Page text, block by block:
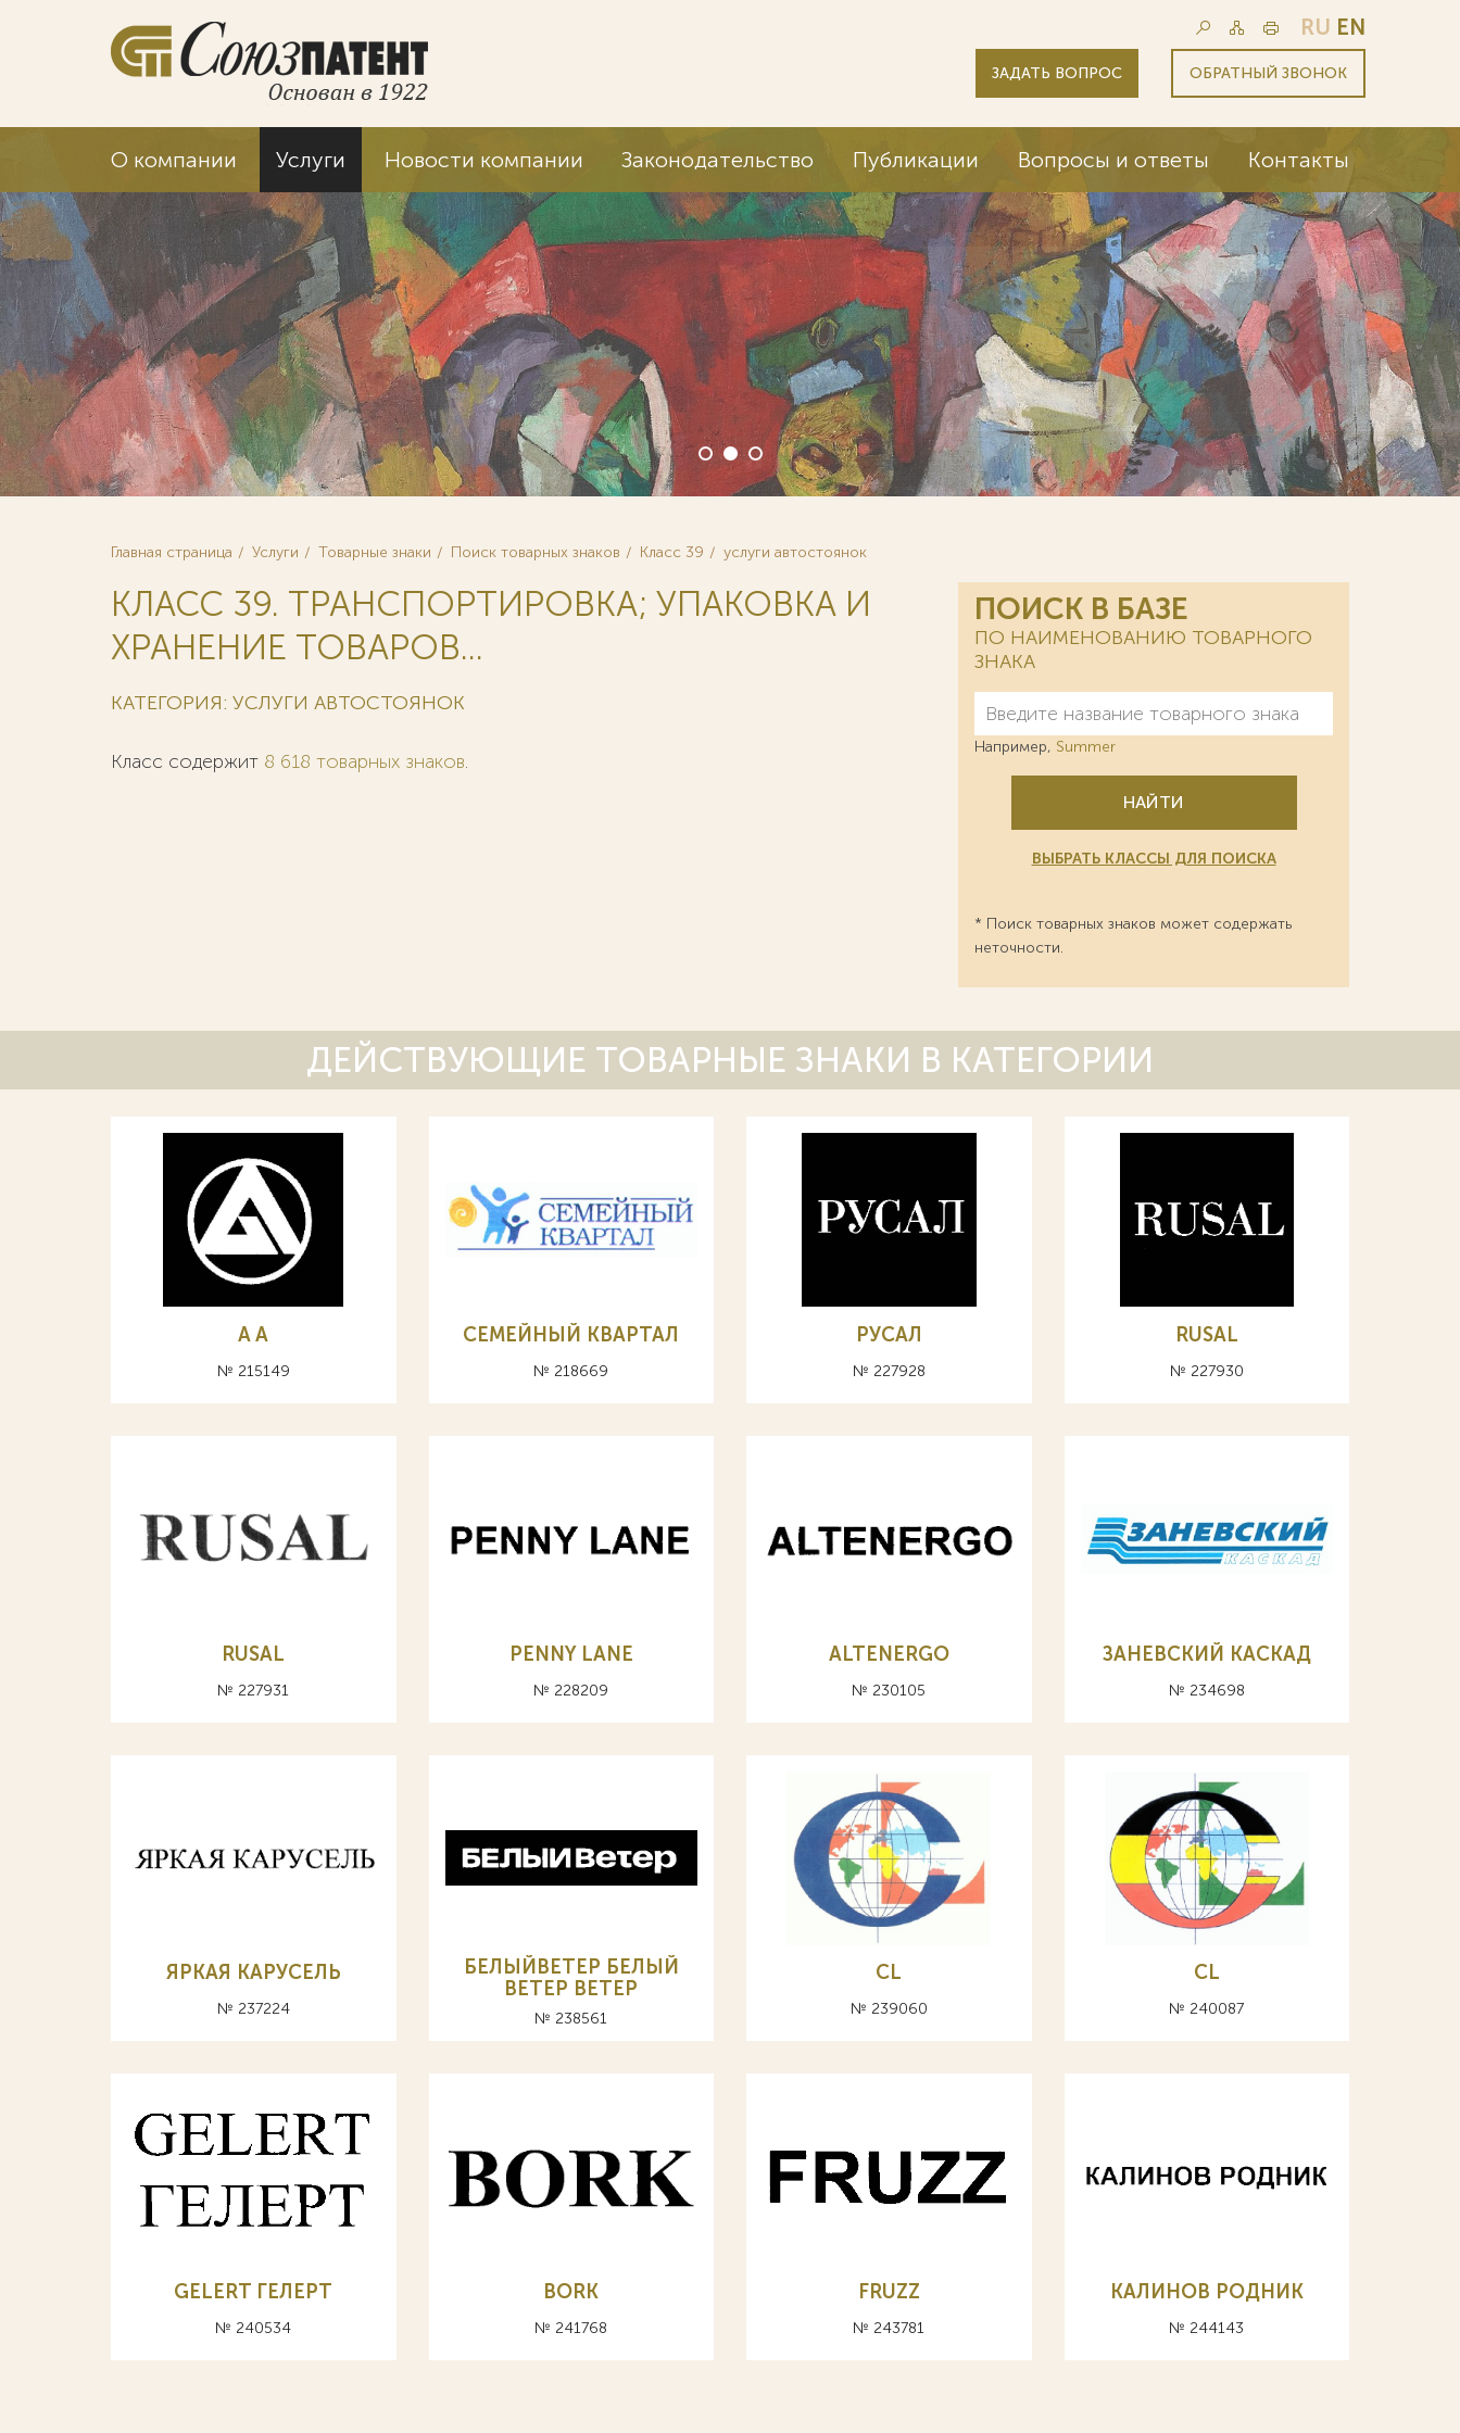
RU EN
ЗАДАТЬ ВОПРОС ОБРАТНЫЙ ЗВОНОК
О компании Услуги Новости компании Законодательство Публикации Вопросы и ответы Контакты
Главная страница Услуги Товарные знаки Поиск товарных знаков Класс 39 услуги автостоянок
КЛАСС 39. ТРАНСПОРТИРОВКА; УПАКОВКА И
ХРАНЕНИЕ ТОВАРОВ...
КАТЕГОРИЯ: УСЛУГИ АВТОСТОЯНОК
Класс содержит 8 618 товарных знаков.
ПОИСК В БАЗЕ
ПО НАИМЕНОВАНИЮ ТОВАРНОГО
ЗНАКА
Например, Summer
НАЙТИ
ВЫБРАТЬ КЛАССЫ ДЛЯ ПОИСКА
* Поиск товарных знаков может содержать
неточности.
ДЕЙСТВУЮЩИЕ ТОВАРНЫЕ ЗНАКИ В КАТЕГОРИИ
A А
№ 215149
СЕМЕЙНЫЙ КВАРТАЛ
№ 218669
РУСАЛ
№ 227928
RUSAL
№ 227930
RUSAL
№ 227931
PENNY LANE
№ 228209
ALTENERGO
№ 230105
ЗАНЕВСКИЙ КАСКАД
№ 234698
ЯРКАЯ КАРУСЕЛЬ
№ 237224
БЕЛЫЙВЕТЕР БЕЛЫЙ
ВЕТЕР BETEP
№ 238561
CL
№ 239060
CL
№ 240087
GELERT ГЕЛЕРТ
№ 240534
BORK
№ 241768
FRUZZ
№ 243781
КАЛИНОВ РОДНИК
№ 244143